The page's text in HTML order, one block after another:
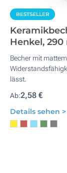
BESTSELLER
Henkel, 290
Becher mit
lässt.
Ab:2,58 €
Details sehen >